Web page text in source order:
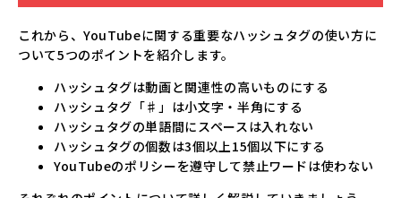
これから、YouTubeに関する重要なハッシュタグの使い方に
ついて5つのポイントを紹介します。
ハッシュタグは動画と関連性の高いものにする
ハッシュタグ「♯」は小文字・半角にする
ハッシュタグの単語間にスペースは入れない
ハッシュタグの個数は3個以上15個以下にする
YouTubeのポリシーを遵守して禁止ワードは使わない